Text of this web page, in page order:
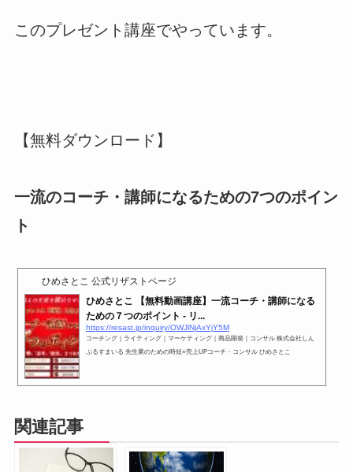
このプレゼント講座でやっています。
【無料ダウンロード】
一流のコーチ・講師になるための7つのポイン
ト
ひめさとこ 公式リザストページ
ひめさとこ 【無料動画講座】一流コーチ・講師になる
ための７つのポイント - リ...
https://resast.jp/inquiry/OWJlNjAxYjY5M
コーチング｜ライティング｜マーケティング｜商品開発｜コンサル 株式会社しん
ぷるすまいる 先生業のための時短×売上UPコーチ・コンサル ひめさとこ
関連記事